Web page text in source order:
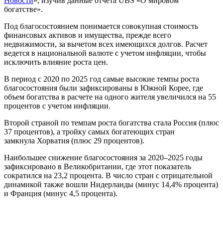
богатстве».
Под благосостоянием понимается совокупная стоимость
финансовых активов и имущества, прежде всего
недвижимости, за вычетом всех имеющихся долгов. Расчет
ведется в национальной валюте с учетом инфляции, чтобы
исключить влияние роста цен.
В период с 2020 по 2025 год самые высокие темпы роста
благосостояния были зафиксированы в Южной Корее, где
объем богатства в расчете на одного жителя увеличился на 55
процентов с учетом инфляции.
Второй страной по темпам роста богатства стала Россия (плюс
37 процентов), а тройку самых богатеющих стран
замкнула Хорватия (плюс 29 процентов).
Наибольшее снижение благосостояния за 2020–2025 годы
зафиксировано в Великобритании, где этот показатель
сократился на 23,2 процента. В число стран с отрицательной
динамикой также вошли Нидерланды (минус 14,4% процента)
и Франция (минус 4,5 процента).